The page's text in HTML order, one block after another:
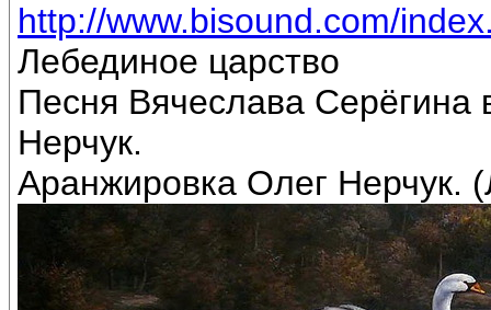
http://www.bisound.com/
Лебединое царство
Песня Вячеслава
Нерчук.
Аранжировка Олег Нерчук.